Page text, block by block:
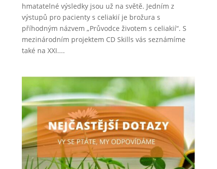
hmatatelné výsledky jsou už na světě. Jedním z
výstupů pro pacienty s celiakií je brožura s
příhodným názvem „Průvodce životem s celiakií“. S
mezinárodním projektem CD Skills vás seznámíme
také na XXI....